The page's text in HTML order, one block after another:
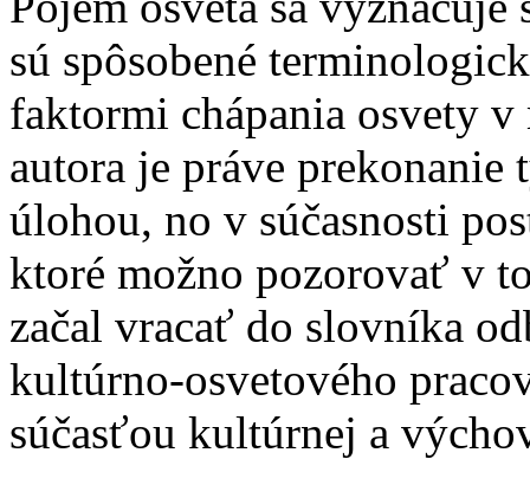
sú spôsobené
faktormi chápania osvety
autora je práve
úlohou, no v súčasnosti
ktoré možno pozorovať v
začal vracať do slovníka
kultúrno-osvetového
súčasťou kultúrnej a